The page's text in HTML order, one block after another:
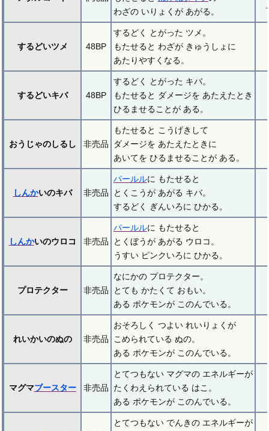
わざの いりょくが あがる。
するどいツメ 48BP
するどく とがった ツメ。
もたせると わざが きゅうしょに
あたりやすくなる。
するどいキバ 48BP
するどく とがった キバ。
もたせると ダメージを あたえたとき
ひるませることが ある。
おうじゃのしるし 非売品
もたせると こうげきして
ダメージを あたえたときに
あいてを ひるませることが ある。
しんかいのキバ 非売品
パールルに もたせると
とくこうが あがる キバ。
するどく ぎんいろに ひかる。
しんかいのウロコ 非売品
パールルに もたせると
とくぼうが あがる ウロコ。
うすい ピンクいろに ひかる。
プロテクター 非売品
なにかの プロテクター。
とても かたくて おもい。
ある ポケモンが このんでいる。
れいかいのぬの 非売品
おそろしく つよい れいりょくが
こめられている ぬの。
ある ポケモンが このんでいる。
マグマブースター 非売品
とてつもない マグマの エネルギーが
たくわえられている はこ。
ある ポケモンが このんでいる。
とてつもない でんきの エネルギーが